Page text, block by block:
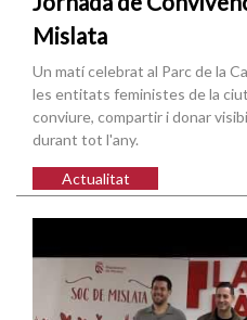
Mislata
Un matí celebrat al Parc de la
les entitats feministes de la
conviure, compartir i donar
durant tot l'any.
Actualitat